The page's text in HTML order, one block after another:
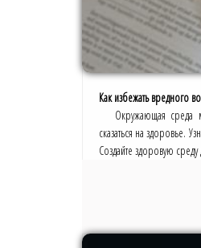
Как избежать вредного
Окружающая среда
сказаться на здоровье.
Создайте здоровую